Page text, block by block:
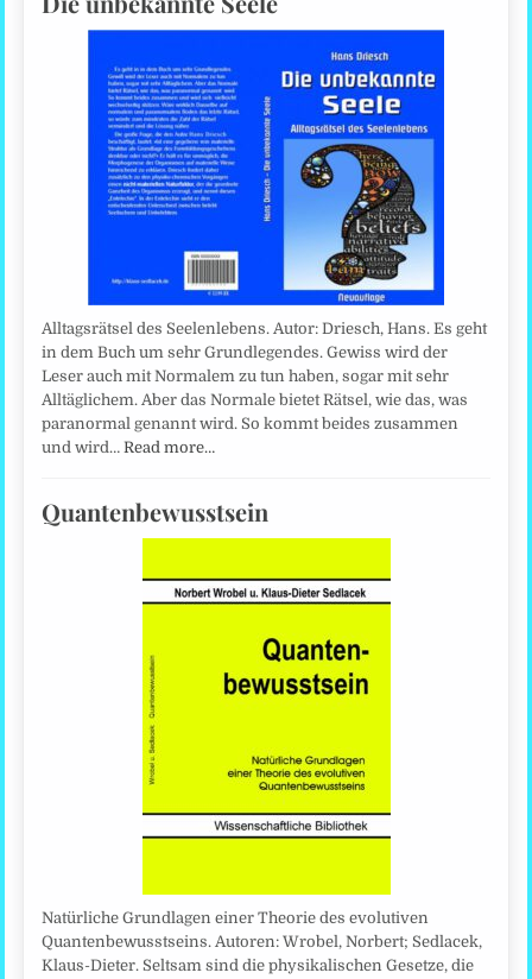
Alltagsrätsel des Seelenlebens. Autor: Driesch, Hans. Es geht
in dem Buch um sehr Grundlegendes. Gewiss wird der
Leser auch mit Normalem zu tun haben, sogar mit sehr
Alltäglichem. Aber das Normale bietet Rätsel, wie das, was
paranormal genannt wird. So kommt beides zusammen
und wird…Read more…
Quantenbewusstsein
Natürliche Grundlagen einer Theorie des evolutiven
Quantenbewusstseins. Autoren: Wrobel, Norbert; Sedlacek,
Klaus-Dieter. Seltsam sind die physikalischen Gesetze, die